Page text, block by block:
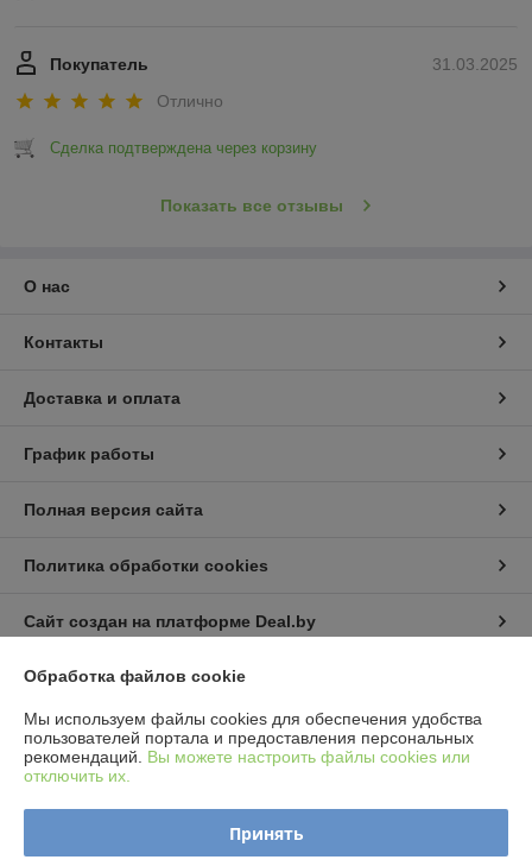
31.03.2025
Покупатель
Отлично
Сделка подтверждена через корзину
Показать все отзывы
О нас
Контакты
Доставка и оплата
График работы
Полная версия сайта
Политика обработки cookies
Сайт создан на платформе Deal.by
Юридическое лицо:ИП Пышный Александр Александрович
Минская обл. Пуховичский р-н. п.Дружный ул.Шамановского д.35 кв.56
Обработка файлов cookie
Мы используем файлы cookies для обеспечения удобства
пользователей портала и предоставления персональных
рекомендаций. Вы можете настроить файлы cookies или
отключить их.
Принять